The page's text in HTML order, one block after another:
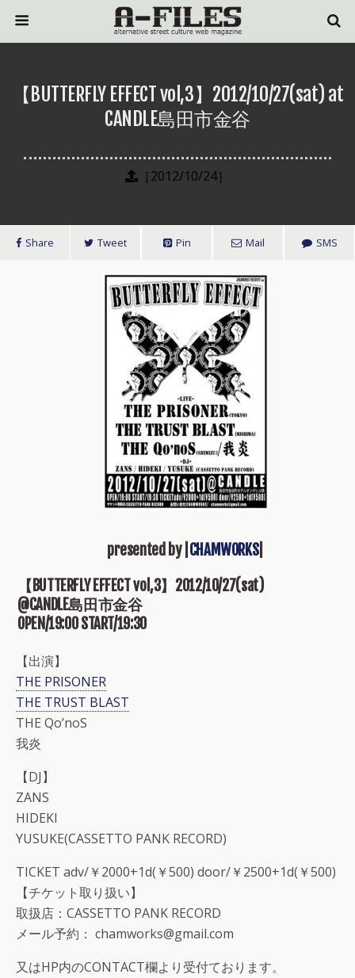
【BUTTERFLY EFFECT vol,3】2012/10/27(sat) at
CANDLE島田市金谷
［2012/10/24］
Share Tweet Pin Mail SMS
presented by | CHAMWORKS|
【BUTTERFLY EFFECT vol,3】2012/10/27(sat)
@CANDLE島田市金谷
OPEN/19:00 START/19:30
【出演】
THE PRISONER
THE TRUST BLAST
THE Qo’noS
我炎
【DJ】
ZANS
HIDEKI
YUSUKE(CASSETTO PANK RECORD)
TICKET adv/￥2000+1d(￥500) door/￥2500+1d(￥500)
【チケット取り扱い】
取扱店：CASSETTO PANK RECORD
メール予約： chamworks@gmail.com
又はHP内のCONTACT欄より受付ております。